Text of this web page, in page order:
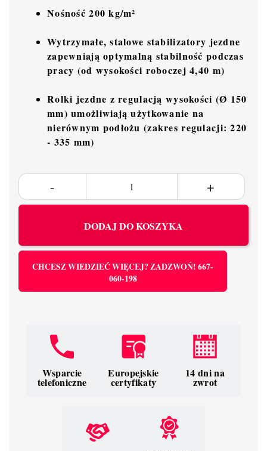
Nośność 200 kg/m²
Wytrzymałe, stalowe stabilizatory jezdne
zapewniają optymalną stabilność podczas
pracy (od wysokości roboczej 4,40 m)
Rolki jezdne z regulacją wysokości (Ø 150
mm) umożliwiają użytkowanie na
nierównym podłożu (zakres regulacji: 220
- 335 mm)
DODAJ DO KOSZYKA
CHCESZ WIEDZIEĆ WIĘCEJ? ZADZWOŃ! 667-
060-198
Wsparcie
telefoniczne
Europejskie
certyfikaty
14 dni na
zwrot